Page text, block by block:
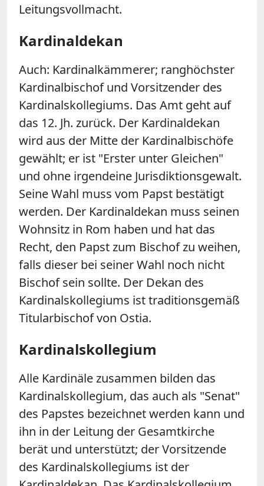
Leitungsvollmacht.
Kardinaldekan
Auch: Kardinalkämmerer; ranghöchster
Kardinalbischof und Vorsitzender des
Kardinalskollegiums. Das Amt geht auf
das 12. Jh. zurück. Der Kardinaldekan
wird aus der Mitte der Kardinalbischöfe
gewählt; er ist "Erster unter Gleichen"
und ohne irgendeine Jurisdiktionsgewalt.
Seine Wahl muss vom Papst bestätigt
werden. Der Kardinaldekan muss seinen
Wohnsitz in Rom haben und hat das
Recht, den Papst zum Bischof zu weihen,
falls dieser bei seiner Wahl noch nicht
Bischof sein sollte. Der Dekan des
Kardinalskollegiums ist traditionsgemäß
Titularbischof von Ostia.
Kardinalskollegium
Alle Kardinäle zusammen bilden das
Kardinalskollegium, das auch als "Senat"
des Papstes bezeichnet werden kann und
ihn in der Leitung der Gesamtkirche
berät und unterstützt; der Vorsitzende
des Kardinalskollegiums ist der